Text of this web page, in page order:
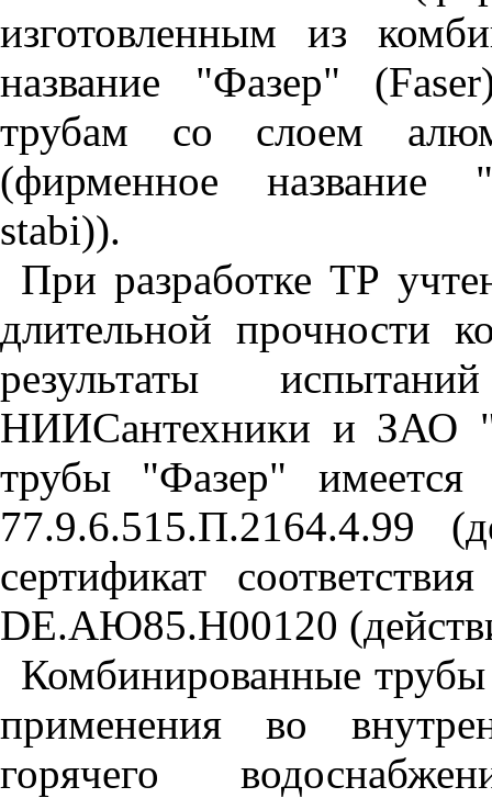
изготовленным из
название "Фазер" (Faser
трубам со слоем
(фирменное название
stabi)).
При разработке ТР
длительной прочности
результаты
НИИСантехники и ЗАО
трубы "Фазер" имеется
77.9.6.515.П.2164.4.99
сертификат
DЕ.АЮ85.Н00120
Комбинированные
применения во
горячего